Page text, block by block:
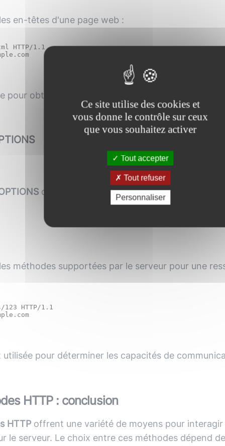
en-têtes d'une page web :
HTTP/1.1
pour obtenir des métadonnées sans télécharger
décrit les options de communication pour
méthodes supportées par le serveur pour une
123 HTTP/1.1
Host: www.example.com
utilisée pour déterminer les capacités de
HTTP : conclusion
HTTPoffrent une variété de moyens pour interagir
le serveur. Le choix entre ces méthodes dépend
Ce site utilise des cookies et
vous donne le contrôle sur ceux
que vous souhaitez activer
Tout accepter
Tout refuser
Personnaliser